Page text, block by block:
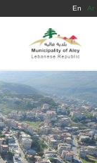
En Ar